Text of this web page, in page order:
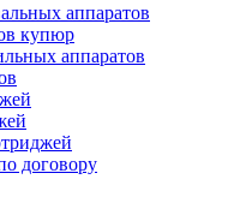
аппаратов
купюр
аппаратов
договору